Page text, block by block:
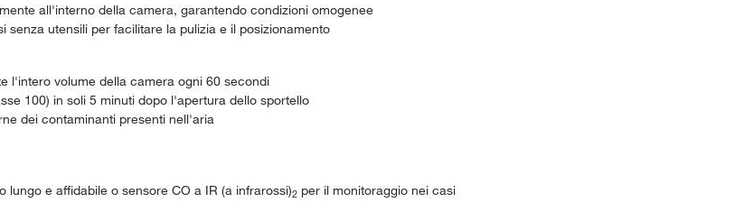
all'interno della camera, garantendo condizioni omogenee
utensili per facilitare la pulizia e il posizionamento
l'intero volume della camera ogni 60 secondi
100) in soli 5 minuti dopo l'apertura dello sportello
dei contaminanti presenti nell'aria
lungo e affidabile o sensore CO a IR (a infrarossi)2 per il monitoraggio nei casi